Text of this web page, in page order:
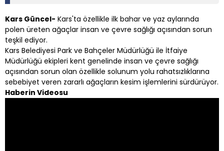
Kars Güncel- Kars'ta özellikle ilk bahar ve yaz aylarında
polen üreten ağaçlar insan ve çevre sağlığı açısından sorun
teşkil ediyor.
Kars Belediyesi Park ve Bahçeler Müdürlüğü ile İtfaiye
Müdürlüğü ekipleri kent genelinde insan ve çevre sağlığı
açısından sorun olan özellikle solunum yolu rahatsızlıklarına
sebebiyet veren zararlı ağaçların kesim işlemlerini sürdürüyor.
Haberin Videosu